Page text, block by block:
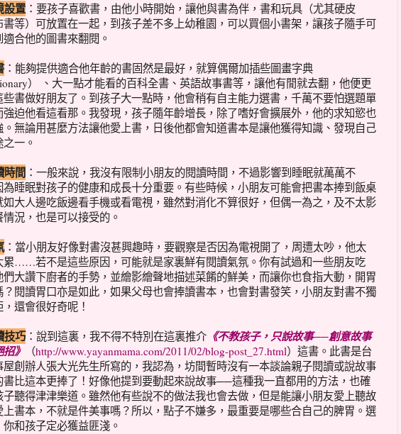
設置：要孩子喜歡書，由他小時開始，讓他與書為伴，書和玩具（尤其硬皮
書等）可放置在一起，到孩子差不多上幼稚園，可以買個小書架，讓孩子隨手可
合他的圖書來翻閱。
：能夠提供適合他年齡的書固然是最好，就算偶爾加插些圖畫字典
） 、大一點才能看的百科全書、英語故事書等，讓他有閒就去翻，他便更
些書做好朋友了。到孩子大一點時，他會稍有自主能力選書，千萬不要怕選題單
強迫他看這看那。我發現，孩子隨年齡增長，除了嗜好會擴展外，他的求知慾也
。無論用甚麼方法讓他愛上書，日後他都會知道書本是讓他獲得知識、發現自己
一。
時間 ：一般來說，我沒有限制小朋友的閱讀時間，不過影響到睡眠就萬萬不
為睡眠對孩子的健康和成長十分重要。有些時候，小朋友可能會把書本捧到飯桌
如大人邊吃飯邊看手機或看電視，雖然對消化不算很好，但偶一為之，及不太影
況，也是可以接受的。
：當小朋友好像對書沒甚興趣時，要觀察是否因為電視開了，周遭太吵，他太
累……若不是這些原因，可能就是家裏鮮有閱讀氣氛。你有試過和一些朋友吃
們大讚下廚者的手勢，並繪影繪聲地描述菜餚的鮮美，而讓你也食指大動，開胃
？閱讀胃口亦是如此，如果父母也會捧讀書本，也會對書發笑，小朋友對書不獨
還會很好奇呢！
技巧：說到這裏，我不得不特別在這裏推介 《不教孩子，只說故事──創意故事
》
（http://www.yayanmama.com/2011/02/blog-post_27.html）這書。此書是台
屋創辦人張大光先生所寫的，我認為，坊間暫時沒有一本談論親子閱讀或說故事
書比這本更捧了！好像他提到要動起來說故事──這種我一直都用的方法，也確
子聽得津津樂道。雖然他有些說不的做法我也會去做，但是能讓小朋友愛上聽故
上書本，不就是件美事嗎？所以，點子不嫌多，最重要是哪些合自己的脾胃。選
和孩子定必獲益匪淺。